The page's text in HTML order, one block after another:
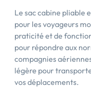
Le sac cabine pliable
pour les voyageurs
praticité et de
pour répondre aux
compagnies
légère pour
vos déplacements.